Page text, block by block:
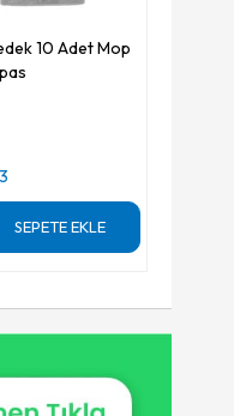
10 Adet Mop
SEPETE EKLE